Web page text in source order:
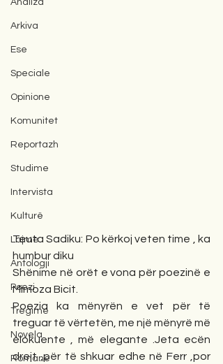
Analiza
Arkiva
Ese
Speciale
Opinione
Komunitet
Reportazh
Studime
Intervista
Kulturë
Lajme
Antologji
Poezi
Tregime
Novela
Romane
Teuta Sadiku: Po kërkoj veten time , ka
humbur diku
Shënime në orët e vona për poezinë e
Mimoza Bicit.
Poezia ka mënyrën e vet për të
treguar të vërtetën, me një mënyrë më
elokuente , më elegante .Jeta ecën
drejt ,për të shkuar edhe në Ferr ,por